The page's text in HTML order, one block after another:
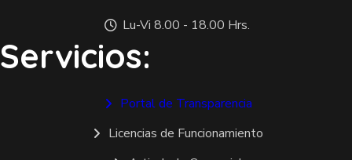
Lu-Vi 8.00 - 18.00 Hrs.
Servicios:
Portal de Transparencia
Licencias de Funcionamiento